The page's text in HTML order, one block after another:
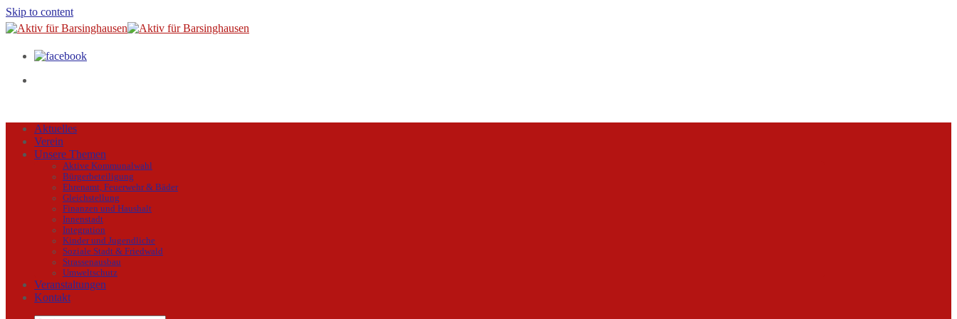
Skip to content
Aktuelles
Verein
Unsere Themen
Aktive Kommunalwahl
Bürgerbeteiligung
Ehrenamt, Feuerwehr & Bäder
Gleichstellung
Finanzen und Haushalt
Innenstadt
Integration
Kinder und Jugendliche
Soziale Stadt & Friedwald
Strassenausbau
Umweltschutz
Veranstaltungen
Kontakt